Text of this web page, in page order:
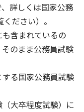
詳しくは国家公務
ださい）。
含まれているの
のまま公務員試験
る国家公務員試験
大卒程度試験）に